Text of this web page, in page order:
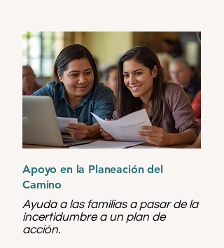
Apoyo en la Planeación del
Camino
Ayuda a las familias a pasar de la
incertidumbre a un plan de
acción.